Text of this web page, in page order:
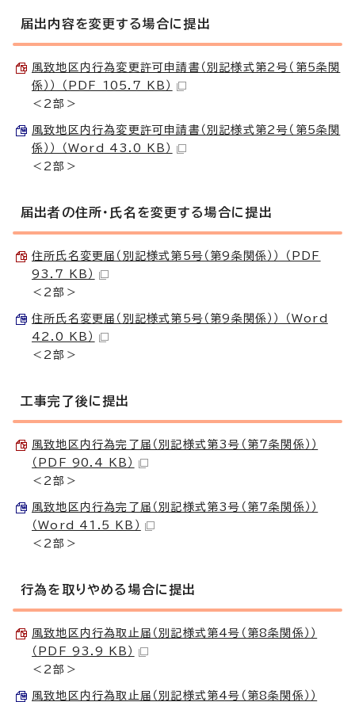
届出内容を変更する場合に提出
風致地区内行為変更許可申請書（別記様式第2号（第5条関
係）） （PDF 105.7 KB）
＜2部＞
風致地区内行為変更許可申請書（別記様式第2号（第5条関
係）） （Word 43.0 KB）
＜2部＞
届出者の住所・氏名を変更する場合に提出
住所氏名変更届（別記様式第5号（第9条関係）） （PDF
93.7 KB）
＜2部＞
住所氏名変更届（別記様式第5号（第9条関係）） （Word
42.0 KB）
＜2部＞
工事完了後に提出
風致地区内行為完了届（別記様式第3号（第7条関係））
（PDF 90.4 KB）
＜2部＞
風致地区内行為完了届（別記様式第3号（第7条関係））
（Word 41.5 KB）
＜2部＞
行為を取りやめる場合に提出
風致地区内行為取止届（別記様式第4号（第8条関係））
（PDF 93.9 KB）
＜2部＞
風致地区内行為取止届（別記様式第4号（第8条関係））